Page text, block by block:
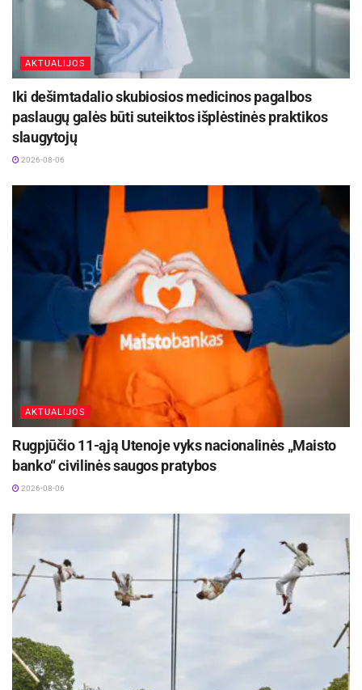
AKTUALIJOS
Iki dešimtadalio skubiosios medicinos pagalbos
paslaugų galės būti suteiktos išplėstinės praktikos
slaugytojų
2026-08-06
AKTUALIJOS
Rugpjūčio 11-ąją Utenoje vyks nacionalinės „Maisto
banko“ civilinės saugos pratybos
2026-08-06